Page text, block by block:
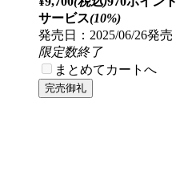
サービス(10%)
発売日：2025/06/26発売
限定数終了
まとめてカートへ